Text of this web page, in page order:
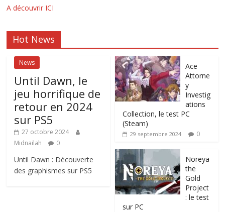
A découvrir ICI
Hot News
News
Until Dawn, le
jeu horrifique de
retour en 2024
sur PS5
27 octobre 2024
Midnailah
0
Until Dawn : Découverte
des graphismes sur PS5
Ace
Attorne
y
Investig
ations
Collection, le test PC
(Steam)
29 septembre 2024 0
Noreya
the
Gold
Project
: le test
sur PC